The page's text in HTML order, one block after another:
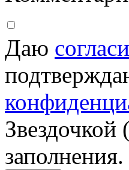
Даю
Звездочкой
заполнения.